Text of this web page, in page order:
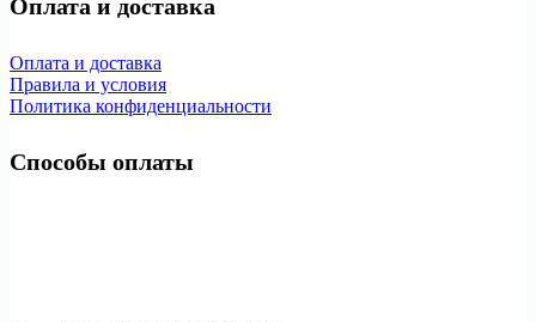
Оплата и доставка
Оплата и доставка
Правила и условия
Политика конфиденциальности
Способы оплаты